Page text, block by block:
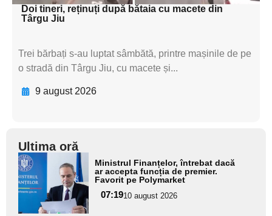
Doi tineri, reținuți după bătaia cu macete din
Târgu Jiu
Trei bărbați s-au luptat sâmbătă, printre mașinile de pe
o stradă din Târgu Jiu, cu macete și...
9 august 2026
Ultima oră
Adaugă
aici textul
pentru
subtitlu
Ministrul Finanțelor, întrebat dacă
ar accepta funcția de premier.
Favorit pe Polymarket
07:1910 august 2026